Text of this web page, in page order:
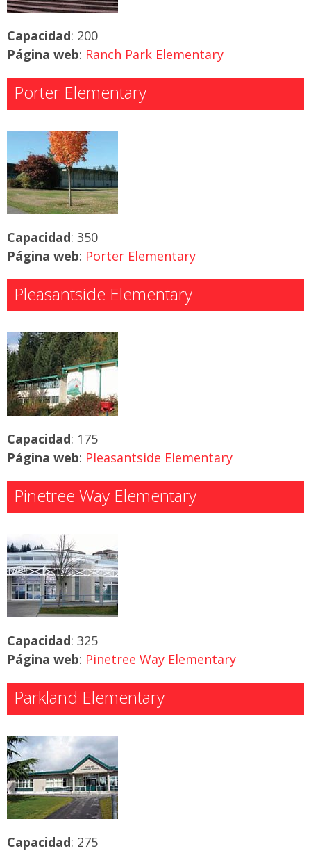
Capacidad: 200
Página web: Ranch Park Elementary
Porter Elementary
Capacidad: 350
Página web: Porter Elementary
Pleasantside Elementary
Capacidad: 175
Página web: Pleasantside Elementary
Pinetree Way Elementary
Capacidad: 325
Página web: Pinetree Way Elementary
Parkland Elementary
Capacidad: 275